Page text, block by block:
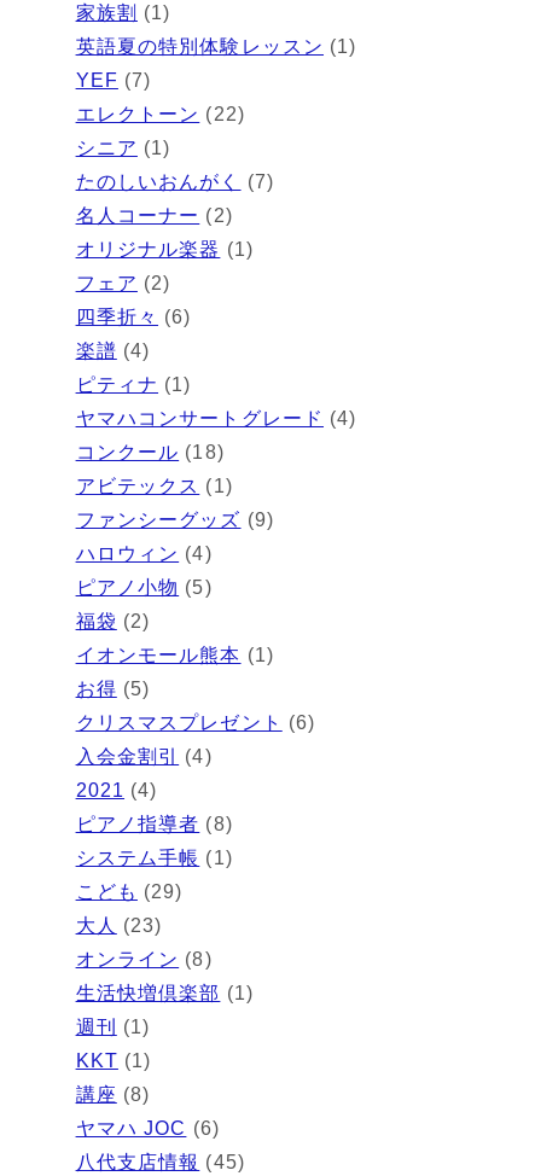
家族割 (1)
英語夏の特別体験レッスン (1)
YEF (7)
エレクトーン (22)
シニア (1)
たのしいおんがく
(7)
名人コーナー (2)
オリジナル楽器 (1)
フェア (2)
四季折々 (6)
楽譜 (4)
ピティナ (1)
ヤマハコンサートグレード (4)
コンクール (18)
アビテックス (1)
ファンシーグッズ (9)
ハロウィン (4)
ピアノ小物 (5)
福袋 (2)
イオンモール熊本 (1)
お得 (5)
クリスマスプレゼント
(6)
入会金割引
(4)
2021 (4)
ピアノ指導者 (8)
システム手帳 (1)
こども (29)
大人
(23)
オンライン (8)
生活快増倶楽部 (1)
週刊
(1)
KKT (1)
講座 (8)
ヤマハ JOC (6)
八代支店情報 (45)